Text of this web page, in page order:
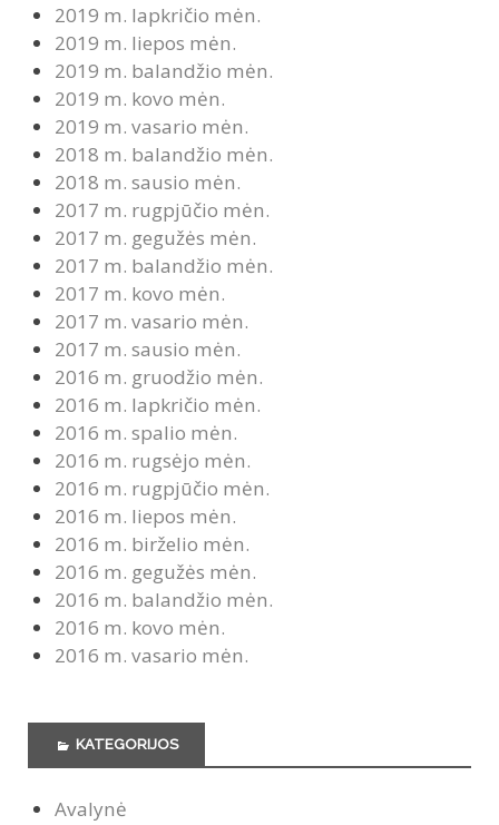
2019 m. lapkričio mėn.
2019 m. liepos mėn.
2019 m. balandžio mėn.
2019 m. kovo mėn.
2019 m. vasario mėn.
2018 m. balandžio mėn.
2018 m. sausio mėn.
2017 m. rugpjūčio mėn.
2017 m. gegužės mėn.
2017 m. balandžio mėn.
2017 m. kovo mėn.
2017 m. vasario mėn.
2017 m. sausio mėn.
2016 m. gruodžio mėn.
2016 m. lapkričio mėn.
2016 m. spalio mėn.
2016 m. rugsėjo mėn.
2016 m. rugpjūčio mėn.
2016 m. liepos mėn.
2016 m. birželio mėn.
2016 m. gegužės mėn.
2016 m. balandžio mėn.
2016 m. kovo mėn.
2016 m. vasario mėn.
KATEGORIJOS
Avalynė